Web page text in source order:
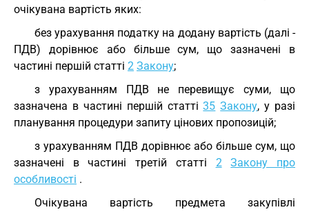
очікувана вартість яких:
без урахування податку на додану вартість (далі -
ПДВ) дорівнює або більше сум, що зазначені в
частині першій статті 2 Закону;
з урахуванням ПДВ не перевищує суми, що
зазначена в частині першій статті35 Закону, у разі
планування процедури запиту цінових пропозицій;
з урахуванням ПДВ дорівнює або більше сум, що
зазначені в частині третій статті 2
Закону про
особливості .
Очікувана вартість предмета закупівлі